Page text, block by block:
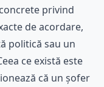
privind
de acordare,
politică sau un
ce există este
că un șofer